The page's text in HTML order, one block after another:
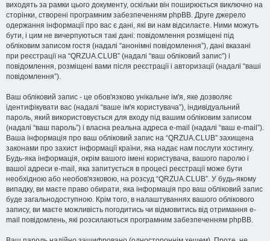
виходять за рамки цього документу, оскільки він поширюється виключно на
сторінки, створені програмним забезпеченням phpBB. Друге джерело
одержання інформації про вас є дані, які ви нам відсилаєте. Ними можуть
бути, і цим не вичерпуються такі дані: повідомлення розміщені під
обліковим записом гостя (надалі “анонімні повідомлення”), дані вказані
при реєстрації на “QRZUA.CLUB” (надалі “ваш обліковий запис”) і
повідомлення, розміщені вами після реєстрації і авторизації (надалі “ваші
повідомлення”).
Ваш обліковий запис - це обов'язково унікальне ім'я, яке дозволяє
ідентифікувати вас (надалі “ваше ім'я користувача”), індивідуальний
пароль, який використовується для входу під вашим обліковим записом
(надалі “ваш пароль”) і власна реальна адреса e-mail (надалі “ваш e-mail”).
Ваша інформація про ваш обліковий запис на “QRZUA.CLUB” захищена
законами про захист інформації країни, яка надає нам послуги хостингу.
Будь-яка інформація, окрім вашого імені користувача, вашого паролю і
вашої адреси e-mail, яка запитується в процесі реєстрації може бути
необхідною або необов'язковою, на розсуд “QRZUA.CLUB”. У будь-якому
випадку, ви маєте право обирати, яка інформація про ваш обліковий запис
буде загальнодоступною. Крім того, в налаштуваннях вашого облікового
запису, ви маєте можливість погодитись чи відмовитись від отримання e-
mail повідомлень, які розсилаються програмним забезпеченням phpBB.